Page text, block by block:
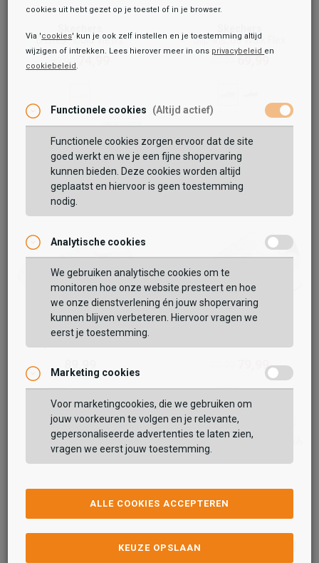
D'Lites - Bold Views
89,99
Slip-Ins: Go Walk Flex
69,99
Skechers
79,99
cookies uit hebt gezet op je toestel of in je browser.
Via 'cookies' kun je ook zelf instellen en je toestemming altijd
wijzigen of intrekken. Lees hierover meer in ons privacybeleid en
cookiebeleid .
Functionele cookies (Altijd actief)
Functionele cookies zorgen ervoor dat de site
goed werkt en we je een fijne shopervaring
kunnen bieden. Deze cookies worden altijd
geplaatst en hiervoor is geen toestemming
nodig.
Analytische cookies
We gebruiken analytische cookies om te
monitoren hoe onze website presteert en hoe
we onze dienstverlening én jouw shopervaring
kunnen blijven verbeteren. Hiervoor vragen we
eerst je toestemming.
Marketing cookies
Voor marketingcookies, die we gebruiken om
jouw voorkeuren te volgen en je relevante,
gepersonaliseerde advertenties te laten zien,
vragen we eerst jouw toestemming.
ALLE COOKIES ACCEPTEREN
KEUZE OPSLAAN